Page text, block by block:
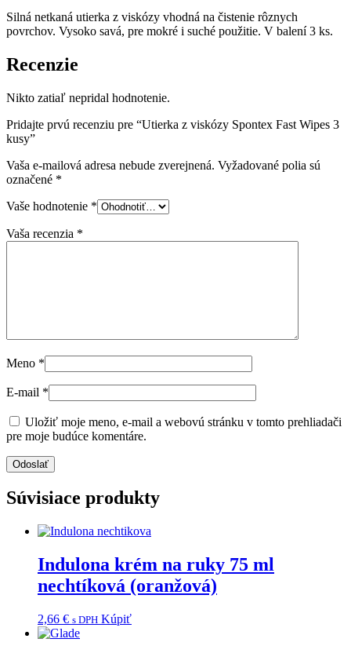
Silná netkaná utierka z viskózy vhodná na čistenie rôznych
povrchov. Vysoko savá, pre mokré i suché použitie. V balení 3 ks.
Recenzie
Nikto zatiaľ nepridal hodnotenie.
Pridajte prvú recenziu pre “Utierka z viskózy Spontex Fast Wipes 3
kusy”
Vaša e-mailová adresa nebude zverejnená. Vyžadované polia sú
označené *
Vaše hodnotenie *
Vaša recenzia *
Meno *
E-mail *
Uložiť moje meno, e-mail a webovú stránku v tomto prehliadači
pre moje budúce komentáre.
Súvisiace produkty
Indulona krém na ruky 75 ml
nechtíková (oranžová)
2,66 € s DPH Kúpiť